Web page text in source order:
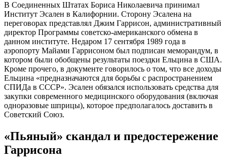
В Соединенных Штатах Бориса Николаевича принимал
Институт Эсален в Калифорнии. Сторону Эсалена на
переговорах представлял Джим Гаррисон, административный
директор Программы советско-американского обмена в
данном институте. Недаром 17 сентября 1989 года в
аэропорту Майами Гаррисоном был подписан меморандум, в
котором были обобщены результаты поездки Ельцина в США.
Кроме прочего, в документе говорилось о том, что все доходы
Ельцина «предназначаются для борьбы с распространением
СПИДа в СССР». Эсален обязался использовать средства для
закупки современного медицинского оборудования (включая
одноразовые шприцы), которое предполагалось доставить в
Советский Союз.
«Пьяный» скандал и предостережение
Гаррисона